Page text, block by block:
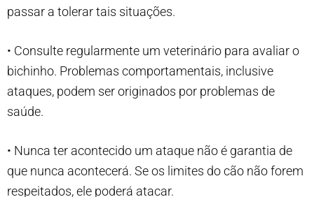
passar a tolerar tais situações.
• Consulte regularmente um veterinário para avaliar o
bichinho. Problemas comportamentais, inclusive
ataques, podem ser originados por problemas de
saúde.
• Nunca ter acontecido um ataque não é garantia de
que nunca acontecerá. Se os limites do cão não forem
respeitados, ele poderá atacar.